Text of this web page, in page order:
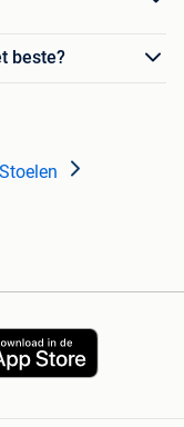
beste?
Stoelen